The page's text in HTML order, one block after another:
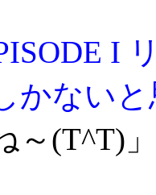
I
かない
～(T^T)」